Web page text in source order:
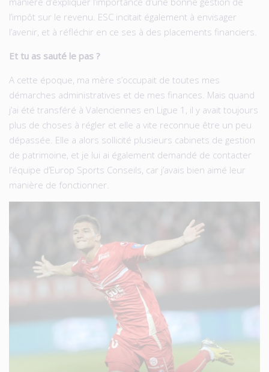
l’impôt sur le revenu. ESC incitait également à envisager
l’avenir, et à réfléchir en ce ses à des placements financiers.
Et tu as sauté le pas ?
A cette époque, ma mère s’occupait de toutes mes
démarches administratives et de mes finances. Mais quand
j’ai été transféré à Valenciennes en Ligue 1, il y avait toujours
plus de choses à régler et elle a vite reconnue être un peu
dépassée. Elle a alors sollicité plusieurs cabinets de gestion
de patrimoine, et je lui ai également demandé de contacter
l’équipe d’Europ Sports Conseils, car j’avais bien aimé leur
manière de fonctionner.